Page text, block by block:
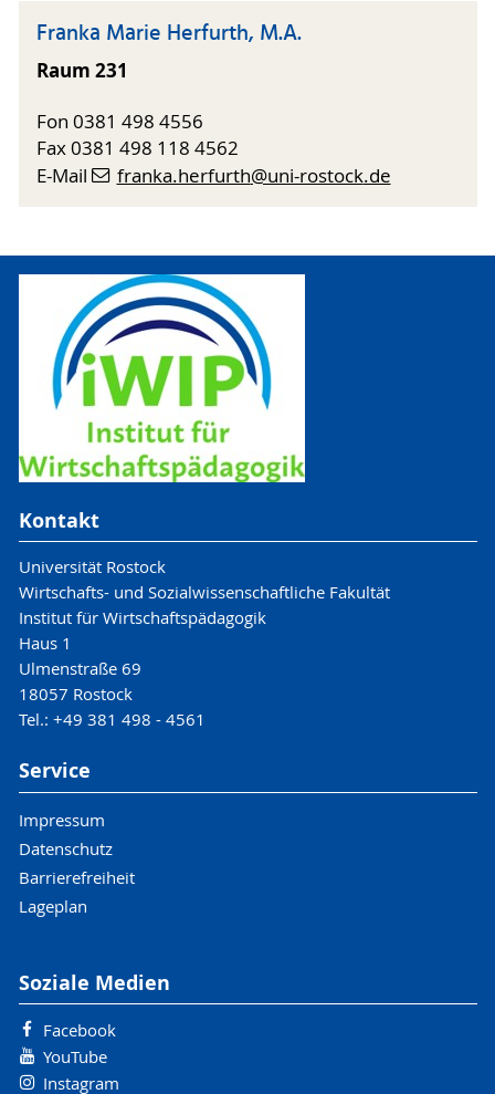
Franka Marie Herfurth, M.A.
Raum 231
Fon 0381 498 4556
Fax 0381 498 118 4562
E-Mail
franka.herfurth@uni-rostock.de
Kontakt
Universität Rostock
Wirtschafts- und Sozialwissenschaftliche Fakultät
Institut für Wirtschaftspädagogik
Haus 1
Ulmenstraße 69
18057 Rostock
Tel.: +49 381 498 - 4561
Service
Impressum
Datenschutz
Barrierefreiheit
Lageplan
Soziale Medien
Facebook
YouTube
Instagram